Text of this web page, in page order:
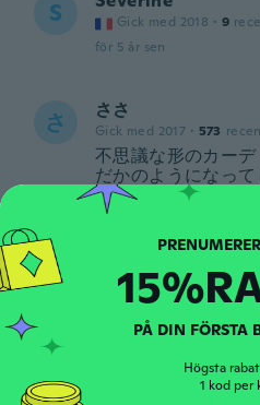
S Gick med 2018 · 9
för 5 år sen
さ ささ
Gick med 2017 · 573
不思議な形のカー
だかのようになっ
が、これが今時デザ
🥺
för 5 år sen
Mária
Gick med 2017
PÅ DIN FÖRSTA
Högsta
1 kod per